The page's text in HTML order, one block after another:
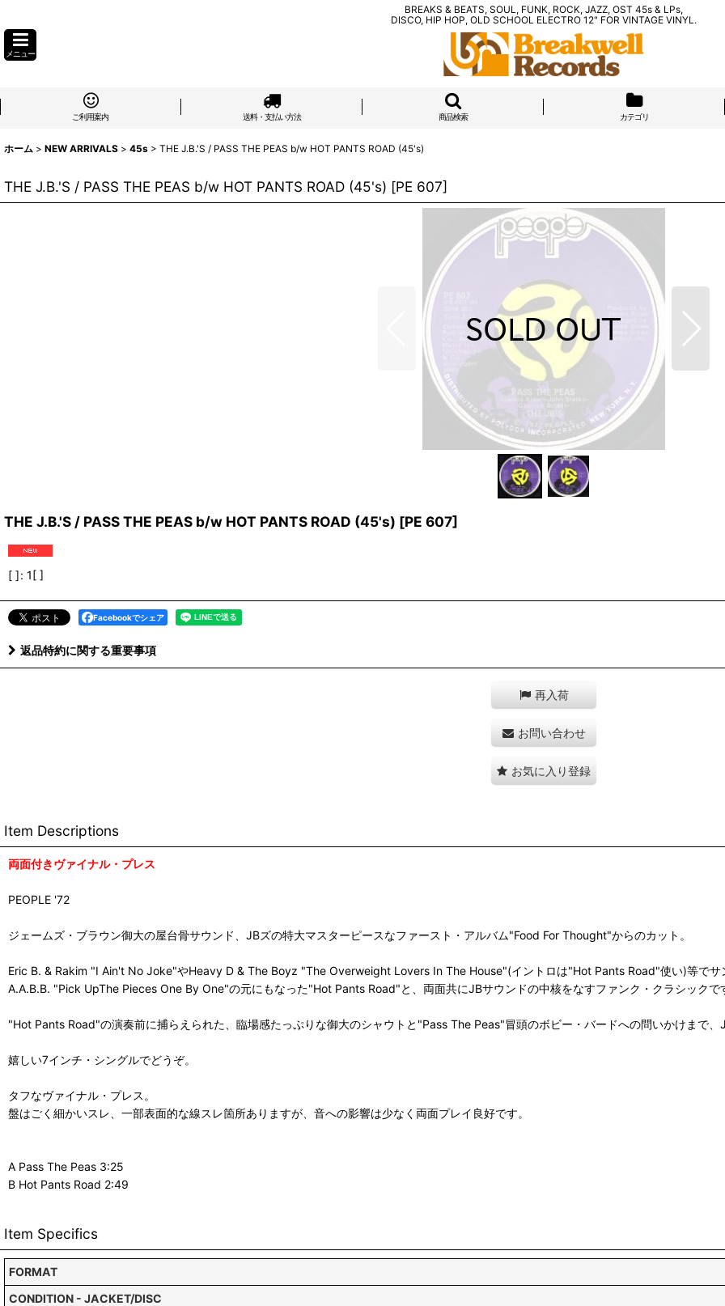
BREAKS & BEATS, SOUL, FUNK, ROCK, JAZZ, OST 45s & LPs,
DISCO, HIP HOP, OLD SCHOOL ELECTRO 12" FOR VINTAGE VINYL.
メニュー
ご利用案内 送料・支払い方法 商品検索 カテゴリ
ホーム > NEW ARRIVALS > 45s > THE J.B.'S / PASS THE PEAS b/w HOT PANTS ROAD (45's)
THE J.B.'S / PASS THE PEAS b/w HOT PANTS ROAD (45's) [PE 607]
THE J.B.'S / PASS THE PEAS b/w HOT PANTS ROAD (45's) [PE 607]
[ ]: 1[ ]
Facebookでシェア
返品特約に関する重要事項
再入荷
お問い合わせ
お気に入り登録
Item Descriptions
両面付きヴァイナル・プレス
PEOPLE '72
ジェームズ・ブラウン御大の屋台骨サウンド、JBズの特大マスターピースなファースト・アルバム"Food For Thought"からのカット。
Eric B. & Rakim "I Ain't No Joke"やHeavy D & The Boyz "The Overweight Lovers In The House"(イントロは"Hot Pants Road"使い)等でサ
A.A.B.B. "Pick UpThe Pieces One By One"の元にもなった"Hot Pants Road"と、両面共にJBサウンドの中核をなすファンク・クラシックで
"Hot Pants Road"の演奏前に捕らえられた、臨場感たっぷりな御大のシャウトと"Pass The Peas"冒頭のボビー・バードへの問いかけまで、
嬉しい7インチ・シングルでどうぞ。
タフなヴァイナル・プレス。
盤はごく細かいスレ、一部表面的な線スレ箇所ありますが、音への影響は少なく両面プレイ良好です。
A Pass The Peas 3:25
B Hot Pants Road 2:49
Item Specifics
FORMAT
CONDITION - JACKET/DISC